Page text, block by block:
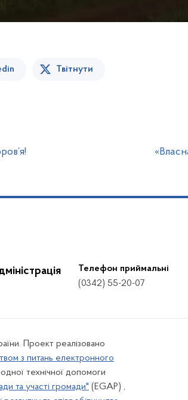
Твітнути
Телефон приймальні
(0342) 55-20-07
Проект реалізовано
з питань електронного
технічної допомоги
та участі громади" (EGAP) ,